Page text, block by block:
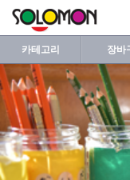
카테고리 장바